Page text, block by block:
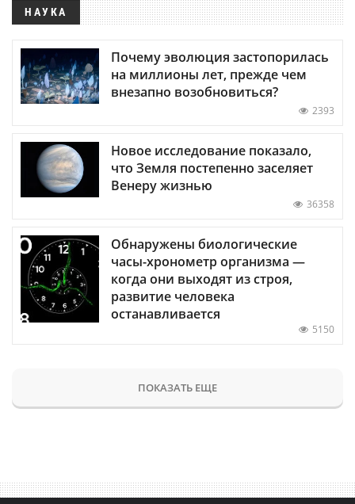
НАУКА
Почему эволюция застопорилась
на миллионы лет, прежде чем
внезапно возобновиться?
2393
Новое исследование показало,
что Земля постепенно заселяет
Венеру жизнью
36358
Обнаружены биологические
часы-хронометр организма —
когда они выходят из строя,
развитие человека
останавливается
5150
ПОКАЗАТЬ ЕЩЕ